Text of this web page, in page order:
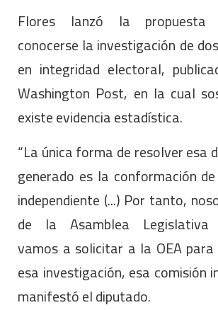
Flores lanzó la propuesta
conocerse la investigación de
en integridad electoral,
Washington Post, en la cual
existe evidencia estadística.
“La única forma de resolver esa
generado es la conformación
independiente (...) Por tanto,
de la Asamblea Legislativa
vamos a solicitar a la OEA
esa investigación, esa comisión
manifestó el diputado.